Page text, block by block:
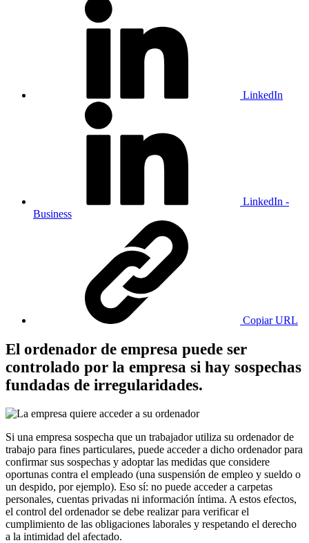
LinkedIn
LinkedIn -
Business
Copiar URL
El ordenador de empresa puede ser
controlado por la empresa si hay sospechas
fundadas de irregularidades.
Si una empresa sospecha que un trabajador utiliza su ordenador de
trabajo para fines particulares, puede acceder a dicho ordenador para
confirmar sus sospechas y adoptar las medidas que considere
oportunas contra el empleado (una suspensión de empleo y sueldo o
un despido, por ejemplo). Eso sí: no puede acceder a carpetas
personales, cuentas privadas ni información íntima. A estos efectos,
el control del ordenador se debe realizar para verificar el
cumplimiento de las obligaciones laborales y respetando el derecho
a la intimidad del afectado.